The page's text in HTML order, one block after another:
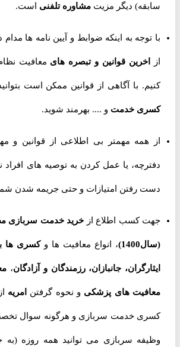
سابقه) دیگر مزیت مشاوره تلفنیاست.
با توجه به اینکه ضوابط و آیین نامه ها مدام
اخرین قوانین و تبصره هایمعافیت نظام
کنیم. با آگاهی از قوانین ممکن است بتوانید از
کسری خدمتو .... بهرمند شوید.
از همه مهمتر بی اطلاعی از قوانین و
دفترچه، یا عمل کردن به توصیه های افراد نا
دست رفتن امتیازات و حتی جریمه شدن شما
جهت کسب اطلاع ازخرید خدمت سربازی مطابق
(سال1400) ، انواع معافیت ها و کسری ها برای
ایثارگران، جانبازان، رزمندگان و آزادگان،
معافیت های پزشکیو نحوه گرفتن امریهاز
کسری خدمت سربازی و هرگونه سوال تخصصی
وظیفه سربازی می توانید همه روزه (به جز